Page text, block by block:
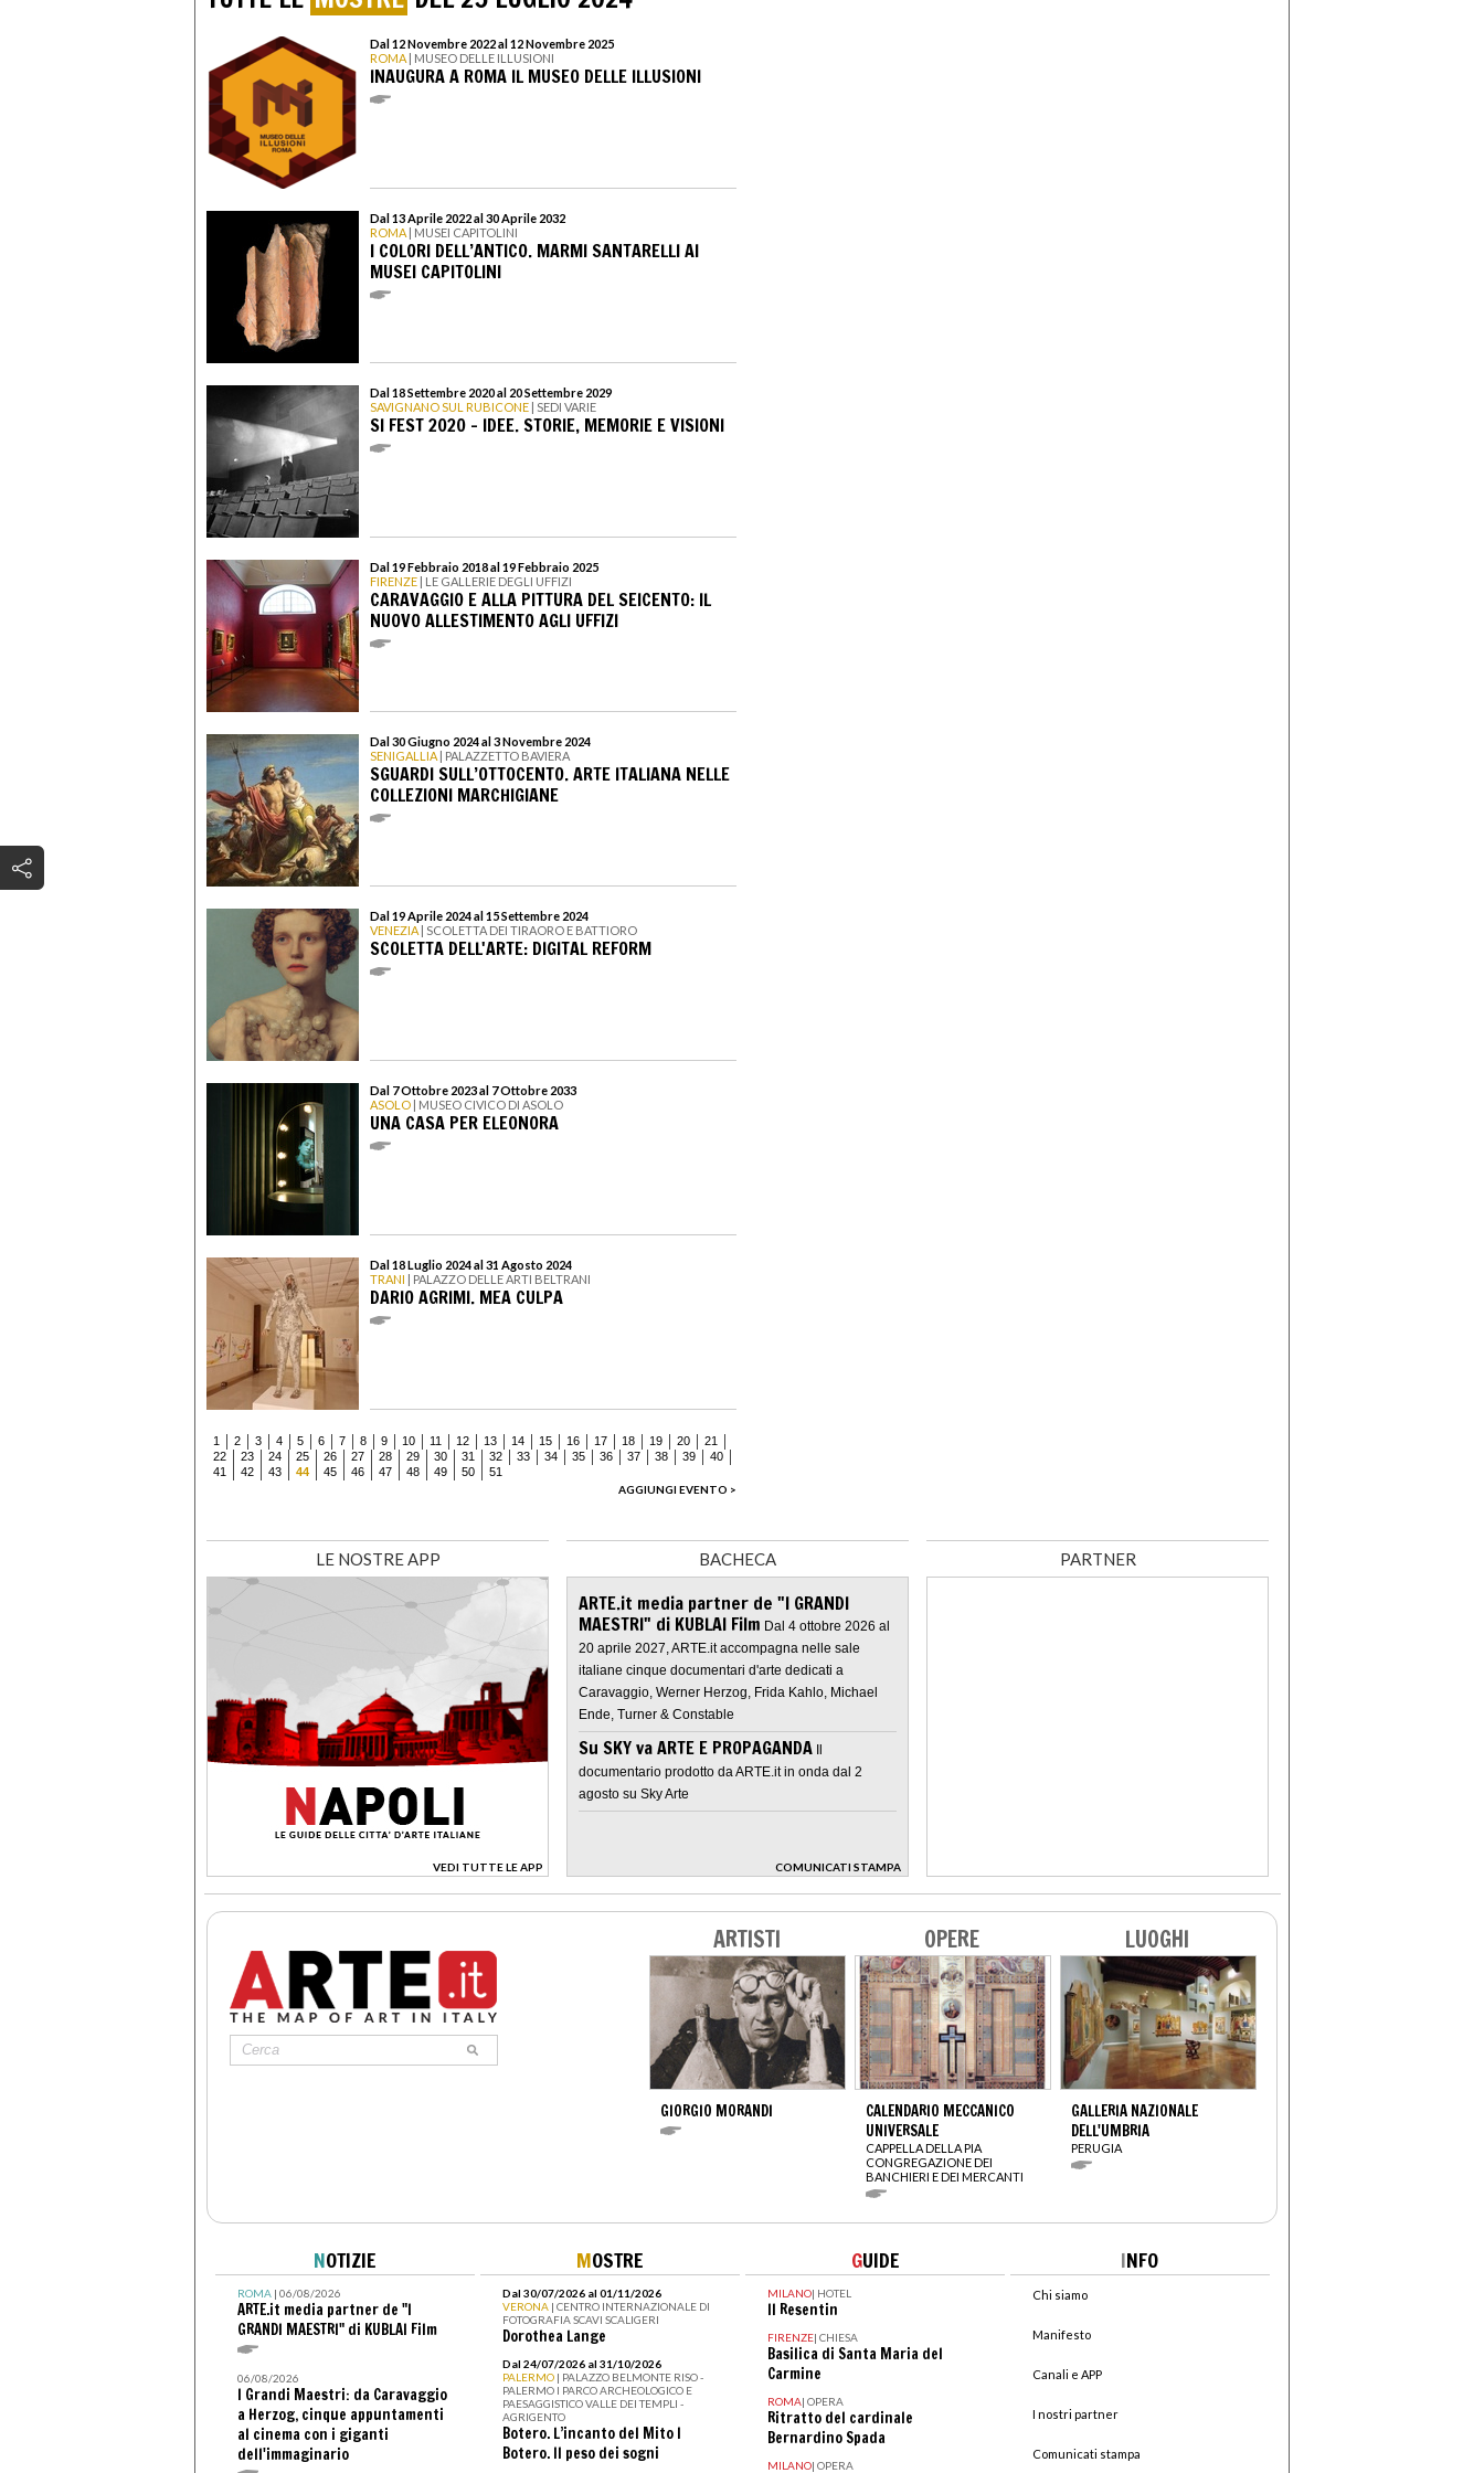
Dal 12 Novembre 2022 al 12 Novembre 2025
ROMA | MUSEO DELLE ILLUSIONI
INAUGURA A ROMA IL MUSEO DELLE ILLUSIONI
Dal 13 Aprile 2022 al 30 Aprile 2032
ROMA | MUSEI CAPITOLINI
I COLORI DELL’ANTICO. MARMI SANTARELLI AI
MUSEI CAPITOLINI
Dal 18 Settembre 2020 al 20 Settembre 2029
SAVIGNANO SUL RUBICONE | SEDI VARIE
SI FEST 2020 - IDEE. STORIE, MEMORIE E VISIONI
Dal 19 Febbraio 2018 al 19 Febbraio 2025
FIRENZE | LE GALLERIE DEGLI UFFIZI
CARAVAGGIO E ALLA PITTURA DEL SEICENTO: IL
NUOVO ALLESTIMENTO AGLI UFFIZI
Dal 30 Giugno 2024 al 3 Novembre 2024
SENIGALLIA | PALAZZETTO BAVIERA
SGUARDI SULL’OTTOCENTO. ARTE ITALIANA NELLE
COLLEZIONI MARCHIGIANE
Dal 19 Aprile 2024 al 15 Settembre 2024
VENEZIA | SCOLETTA DEI TIRAORO E BATTIORO
SCOLETTA DELL'ARTE: DIGITAL REFORM
Dal 7 Ottobre 2023 al 7 Ottobre 2033
ASOLO | MUSEO CIVICO DI ASOLO
UNA CASA PER ELEONORA
Dal 18 Luglio 2024 al 31 Agosto 2024
TRANI | PALAZZO DELLE ARTI BELTRANI
DARIO AGRIMI. MEA CULPA
1 2 3 4 5 6 7 8 9 10 11 12 13 14 15 16 17 18 19 20
21
22
23 24 25 26 27 28 29 30 31 32 33 34 35 36 37 38 39
40
41
42 43 44 45 46 47 48 49 50
51
AGGIUNGI EVENTO >
LE NOSTRE APP
VEDI TUTTE LE APP
>
BACHECA
ARTE.it media partner de "I GRANDI
MAESTRI" di KUBLAI Film Dal 4 ottobre 2026 al
20 aprile 2027, ARTE.it accompagna nelle sale
italiane cinque documentari d'arte dedicati a
Caravaggio, Werner Herzog, Frida Kahlo, Michael
Ende, Turner & Constable
Su SKY va ARTE E PROPAGANDA Il
documentario prodotto da ARTE.it in onda dal 2
agosto su Sky Arte
COMUNICATI STAMPA
>
PARTNER
ARTISTI
GIORGIO MORANDI
OPERE
CALENDARIO MECCANICO
UNIVERSALE
CAPPELLA DELLA PIA
CONGREGAZIONE DEI
BANCHIERI E DEI MERCANTI
LUOGHI
GALLERIA NAZIONALE
DELL'UMBRIA
PERUGIA
NOTIZIE
ROMA| 06/08/2026
ARTE.it media partner de "I
GRANDI MAESTRI" di KUBLAI Film
06/08/2026
I Grandi Maestri: da Caravaggio
a Herzog, cinque appuntamenti
al cinema con i giganti
dell'immaginario
MOSTRE
Dal 30/07/2026 al 01/11/2026
VERONA | CENTRO INTERNAZIONALE DI
FOTOGRAFIA SCAVI SCALIGERI
Dorothea Lange
Dal 24/07/2026 al 31/10/2026
PALERMO | PALAZZO BELMONTE RISO -
PALERMO I PARCO ARCHEOLOGICO E
PAESAGGISTICO VALLE DEI TEMPLI -
AGRIGENTO
Botero. L’incanto del Mito I
Botero. Il peso dei sogni
GUIDE
MILANO| HOTEL
Il Resentin
FIRENZE| CHIESA
Basilica di Santa Maria del
Carmine
ROMA| OPERA
Ritratto del cardinale
Bernardino Spada
MILANO| OPERA
INFO
Chi siamo
Manifesto
Canali e APP
I nostri partner
Comunicati stampa